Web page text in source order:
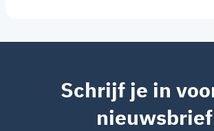
Schrijf je in
nieuwsbrief